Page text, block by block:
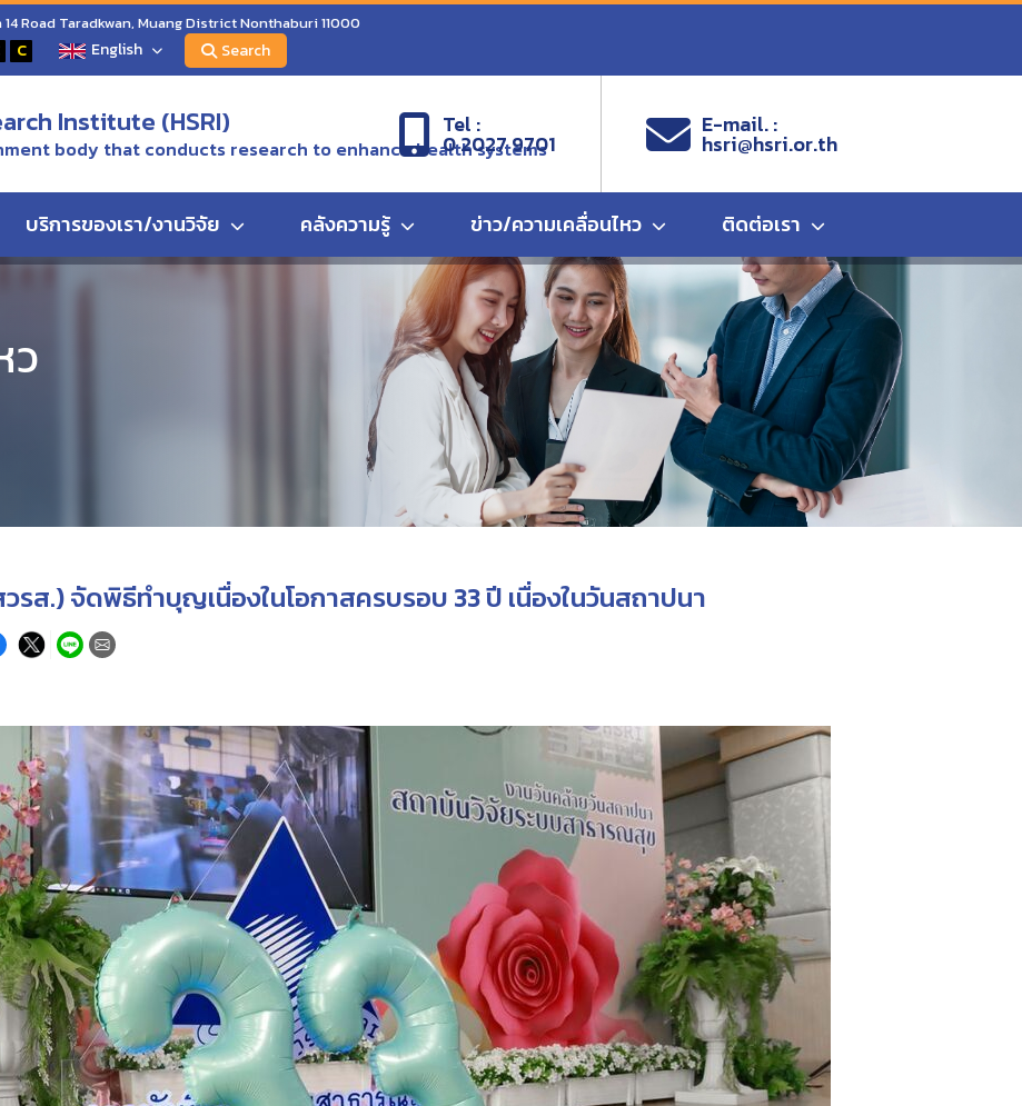
Road Taradkwan, Muang District Nonthaburi 11000
C English Search
Institute (HSRI)
body that conducts research to enhance health systems
Tel :
0 2027 9701
E-mail. :
hsri@hsri.or.th
บริการของเรา/งานวิจัย คลังความรู้ ข่าว/ความเคลื่อนไหว ติดต่อเรา
ธารณสุข (สวรส.) จัดพิธีทำบุญเนื่องในโอกาสครบรอบ 33 ปี เนื่องในวันสถาปนา
ว
ส.) จัดพิธีทำบุญเนื่องในโอกาสครบรอบ 33 ปี เนื่องในวันสถาปนา